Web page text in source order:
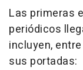
Las primeras
periódicos
incluyen,
sus portadas: